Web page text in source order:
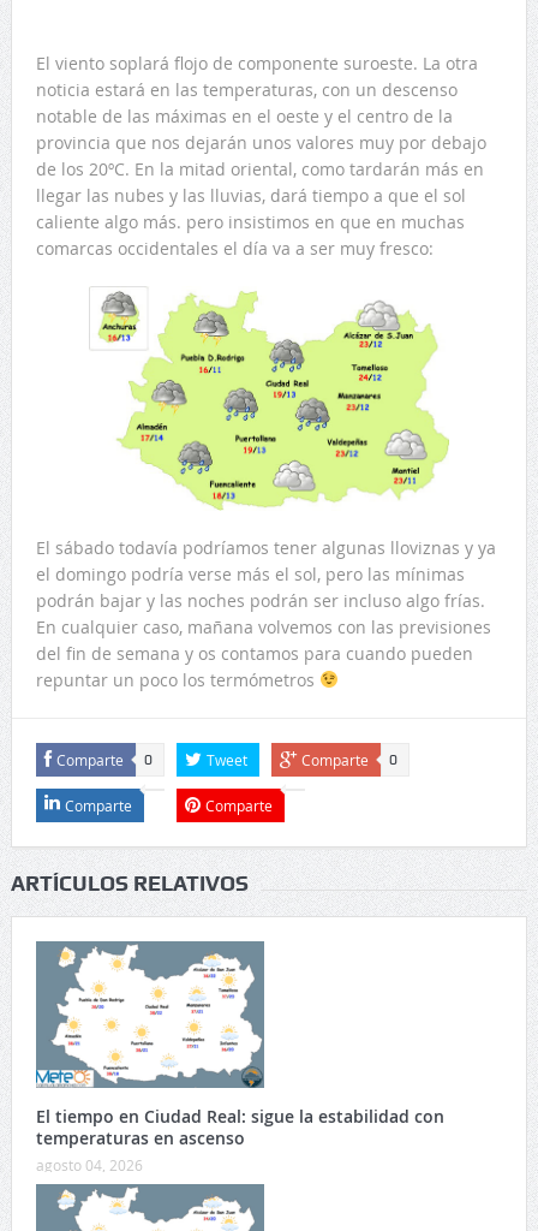
El viento soplará flojo de componente suroeste. La otra
noticia estará en las temperaturas, con un descenso
notable de las máximas en el oeste y el centro de la
provincia que nos dejarán unos valores muy por debajo
de los 20ºC. En la mitad oriental, como tardarán más en
llegar las nubes y las lluvias, dará tiempo a que el sol
caliente algo más. pero insistimos en que en muchas
comarcas occidentales el día va a ser muy fresco:
El sábado todavía podríamos tener algunas lloviznas y ya
el domingo podría verse más el sol, pero las mínimas
podrán bajar y las noches podrán ser incluso algo frías.
En cualquier caso, mañana volvemos con las previsiones
del fin de semana y os contamos para cuando pueden
repuntar un poco los termómetros
Comparte 0 Tweet Comparte 0
Comparte Comparte
ARTÍCULOS RELATIVOS
El tiempo en Ciudad Real: sigue la estabilidad con
temperaturas en ascenso
agosto 04, 2026